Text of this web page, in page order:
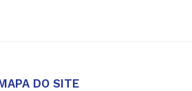
DO SITE